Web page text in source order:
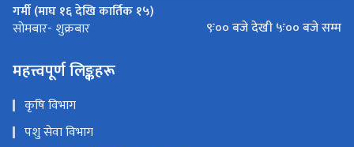
गर्मी (माघ १६ देखि कार्तिक १५)
सोमबार- शुक्रबार ९ः०० बजे देखी ५ः०० बजे सम्म
महत्त्वपूर्ण लिङ्कहरू
कृषि विभाग
पशु सेवा विभाग